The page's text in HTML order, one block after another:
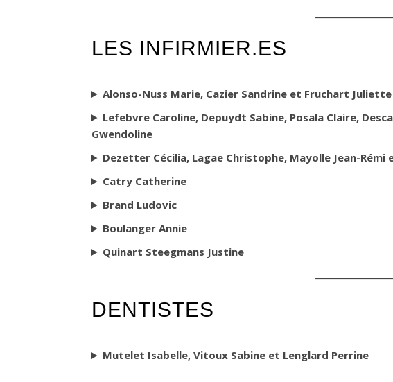
LES INFIRMIER.ES
Alonso-Nuss Marie, Cazier Sandrine et Fruchart Juliette
Lefebvre Caroline, Depuydt Sabine, Posala Claire,
Gwendoline
Dezetter Cécilia, Lagae Christophe, Mayolle Jean-Rémi
Catry Catherine
Brand Ludovic
Boulanger Annie
Quinart Steegmans Justine
DENTISTES
Mutelet Isabelle, Vitoux Sabine et Lenglard Perrine